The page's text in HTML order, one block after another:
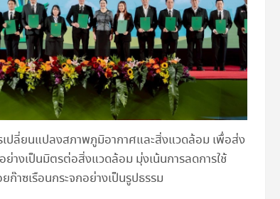
เปลี่ยนแปลงสภาพภูมิอากาศและสิ่งแวดล้อม เพื่อส่ง
ย่างเป็นมิตรต่อสิ่งแวดล้อม มุ่งเน้นการลดการใช้
าซเรือนกระจกอย่างเป็นรูปธรรม